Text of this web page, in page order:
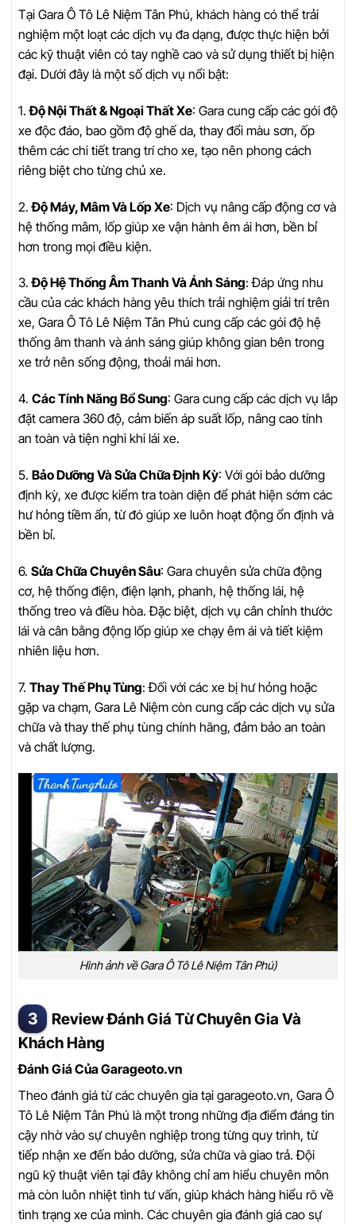
Tại Gara Ô Tô Lê Niệm Tân Phú, khách hàng có thể trải
nghiệm một loạt các dịch vụ đa dạng, được thực hiện bởi
các kỹ thuật viên có tay nghề cao và sử dụng thiết bị hiện
đại. Dưới đây là một số dịch vụ nổi bật:
1.Độ Nội Thất & Ngoại Thất Xe: Gara cung cấp các gói độ
xe độc đáo, bao gồm độ ghế da, thay đổi màu sơn, ốp
thêm các chi tiết trang trí cho xe, tạo nên phong cách
riêng biệt cho từng chủ xe.
2.Độ Máy, Mâm Và Lốp Xe: Dịch vụ nâng cấp động cơ và
hệ thống mâm, lốp giúp xe vận hành êm ái hơn, bền bỉ
hơn trong mọi điều kiện.
3.Độ Hệ Thống Âm Thanh Và Ánh Sáng: Đáp ứng nhu
cầu của các khách hàng yêu thích trải nghiệm giải trí trên
xe, Gara Ô Tô Lê Niệm Tân Phú cung cấp các gói độ hệ
thống âm thanh và ánh sáng giúp không gian bên trong
xe trở nên sống động, thoải mái hơn.
4. Các Tính Năng Bổ Sung: Gara cung cấp các dịch vụ lắp
đặt camera 360 độ, cảm biến áp suất lốp, nâng cao tính
an toàn và tiện nghi khi lái xe.
5. Bảo Dưỡng Và Sửa Chữa Định Kỳ: Với gói bảo dưỡng
định kỳ, xe được kiểm tra toàn diện để phát hiện sớm các
hư hỏng tiềm ẩn, từ đó giúp xe luôn hoạt động ổn định và
bền bỉ.
6. Sửa Chữa Chuyên Sâu: Gara chuyên sửa chữa động
cơ, hệ thống điện, điện lạnh, phanh, hệ thống lái, hệ
thống treo và điều hòa. Đặc biệt, dịch vụ cân chỉnh thước
lái và cân bằng động lốp giúp xe chạy êm ái và tiết kiệm
nhiên liệu hơn.
7. Thay Thế Phụ Tùng: Đối với các xe bị hư hỏng hoặc
gặp va chạm, Gara Lê Niệm còn cung cấp các dịch vụ sửa
chữa và thay thế phụ tùng chính hãng, đảm bảo an toàn
và chất lượng.
Hình ảnh về Gara Ô Tô Lê Niệm Tân Phú)
Review Đánh Giá Từ Chuyên Gia Và
Khách Hàng
Đánh Giá Của Garageoto.vn
Theo đánh giá từ các chuyên gia tại garageoto.vn, Gara Ô
Tô Lê Niệm Tân Phú là một trong những địa điểm đáng tin
cậy nhờ vào sự chuyên nghiệp trong từng quy trình, từ
tiếp nhận xe đến bảo dưỡng, sửa chữa và giao trả. Đội
ngũ kỹ thuật viên tại đây không chỉ am hiểu chuyên môn
mà còn luôn nhiệt tình tư vấn, giúp khách hàng hiểu rõ về
tình trạng xe của mình. Các chuyên gia đánh giá cao sự